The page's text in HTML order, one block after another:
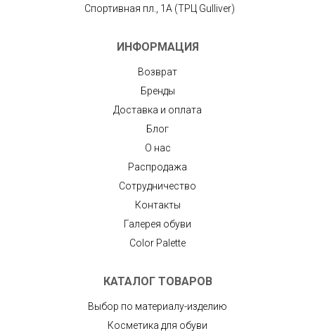
Спортивная пл., 1А (ТРЦ Gulliver)
ИНФОРМАЦИЯ
Возврат
Бренды
Доставка и оплата
Блог
О нас
Распродажа
Сотрудничество
Контакты
Галерея обуви
Color Palette
КАТАЛОГ ТОВАРОВ
Выбор по материалу-изделию
Косметика для обуви